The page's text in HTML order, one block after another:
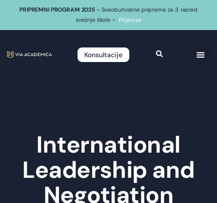
PRIPREMNI PROGRAM 2025 – Sveobuhvatne pripreme za 3. razred
srednje škole – Prijavi se
Konsultacije
International
Leadership and
Negotiation